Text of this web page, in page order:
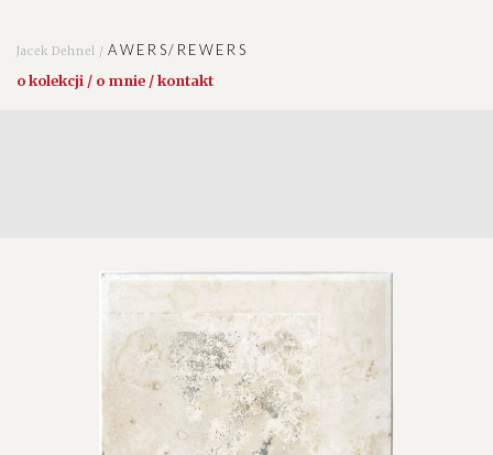
Jacek Dehnel /AWERS/REWERS
o kolekcji / o mnie / kontakt